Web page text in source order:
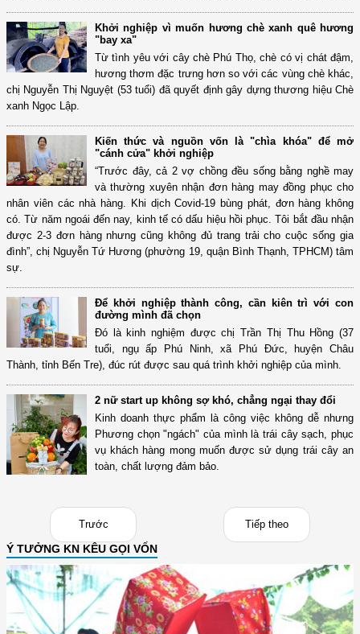
Khởi nghiệp vì muốn hương chè xanh quê hương
"bay xa"
Từ tình yêu với cây chè Phú Thọ, chè có vị chát đậm,
hương thơm đặc trưng hơn so với các vùng chè khác,
chị Nguyễn Thị Nguyệt (53 tuổi) đã quyết định gây dựng thương hiệu Chè
xanh Ngọc Lập.
Kiến thức và nguồn vốn là "chìa khóa" để mở
"cánh cửa" khởi nghiệp
“Trước đây, cả 2 vợ chồng đều sống bằng nghề may
và thường xuyên nhận đơn hàng may đồng phục cho
nhân viên các nhà hàng. Khi dịch Covid-19 bùng phát, đơn hàng không
có. Từ năm ngoái đến nay, kinh tế có dấu hiệu hồi phục. Tôi bắt đầu nhận
được 2-3 đơn hàng nhưng cũng không đủ trang trải cho cuộc sống gia
đình”, chị Nguyễn Tứ Hương (phường 19, quận Bình Thạnh, TPHCM) tâm
sự.
Để khởi nghiệp thành công, cần kiên trì với con
đường mình đã chọn
Đó là kinh nghiệm được chị Trần Thị Thu Hồng (37
tuổi, ngụ ấp Phú Ninh, xã Phú Đức, huyện Châu
Thành, tỉnh Bến Tre), đúc rút được sau quá trình khởi nghiệp của mình.
2 nữ start up không sợ khó, chẳng ngại thay đổi
Kinh doanh thực phẩm là công việc không dễ nhưng
Phương chọn "ngách" của mình là trái cây sạch, phục
vụ khách hàng mong muốn được sử dụng trái cây an
toàn, chất lượng đảm bảo.
Trước Tiếp theo
Ý TƯỞNG KN KÊU GỌI VỐN